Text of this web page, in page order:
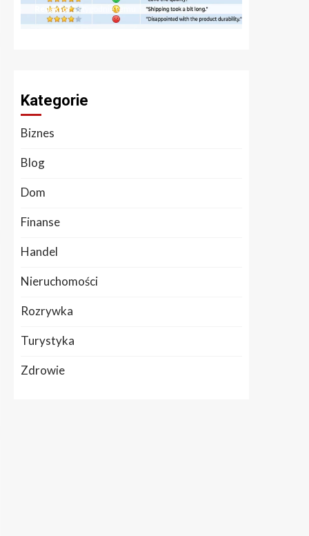
Redaktor 3 tygodnie temu
Kategorie
Biznes
Blog
Dom
Finanse
Handel
Nieruchomości
Rozrywka
Turystyka
Zdrowie